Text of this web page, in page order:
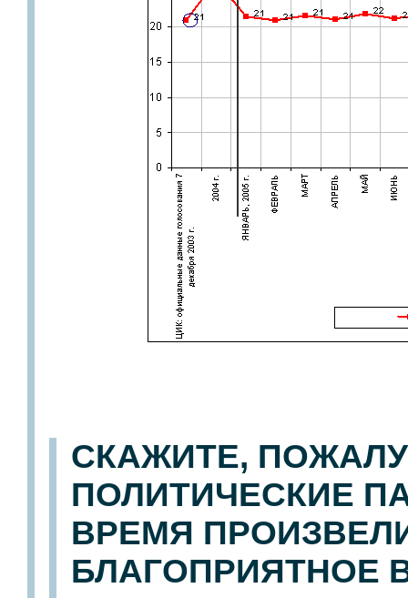
СКАЖИТЕ,
ПОЛИТИЧЕСКИЕ
ВРЕМЯ
БЛАГОПРИЯТНОЕ